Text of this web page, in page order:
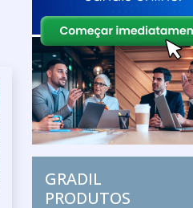
GRADIL
PRODUTOS